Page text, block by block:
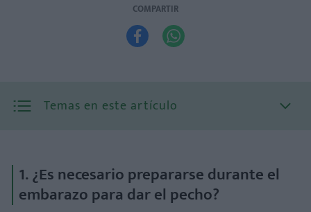
COMPARTIR
 
Temas en este artículo
1. ¿Es necesario prepararse durante el
embarazo para dar el pecho?